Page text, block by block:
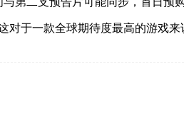
于一款全球期待度最高的游戏